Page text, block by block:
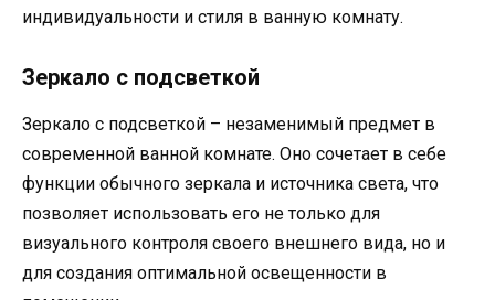
индивидуальности и стиля в ванную комнату.
Зеркало с подсветкой
Зеркало с подсветкой – незаменимый предмет в
современной ванной комнате. Оно сочетает в себе
функции обычного зеркала и источника света, что
позволяет использовать его не только для
визуального контроля своего внешнего вида, но и
для создания оптимальной освещенности в